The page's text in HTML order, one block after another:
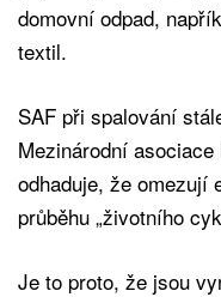
domovní odpad,
textil.
SAF při spalování
Mezinárodní
odhaduje, že omezují
průběhu „životního
Je to proto, že jsou